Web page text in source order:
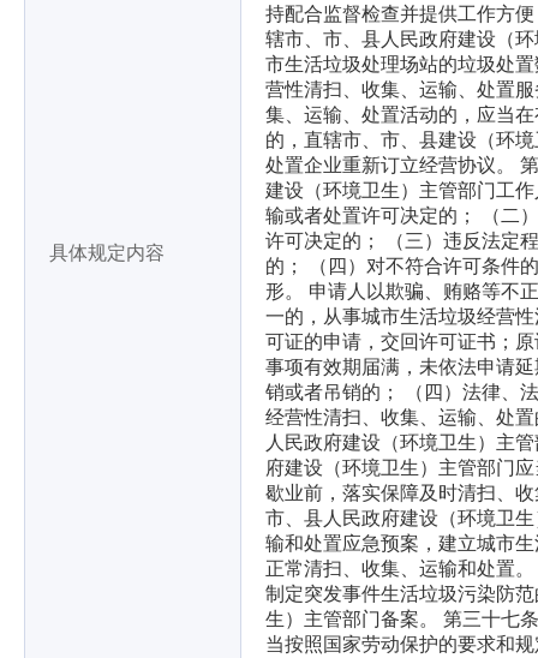
具体规定内容
持配合监督检查并提供工作方
辖市、市、县人民政府建设（
市生活垃圾处理场站的垃圾处
营性清扫、收集、运输、处置
集、运输、处置活动的，应当
的，直辖市、市、县建设（环
处置企业重新订立经营协议。
建设（环境卫生）主管部门工
输或者处置许可决定的； （二
许可决定的； （三）违反法定
的； （四）对不符合许可条件
形。 申请人以欺骗、贿赂等不
一的，从事城市生活垃圾经营
可证的申请，交回许可证书；
事项有效期届满，未依法申请
销或者吊销的； （四）法律、
经营性清扫、收集、运输、处
人民政府建设（环境卫生）主
府建设（环境卫生）主管部门
歇业前，落实保障及时清扫、
市、县人民政府建设（环境卫
输和处置应急预案，建立城市
正常清扫、收集、运输和处置
制定突发事件生活垃圾污染防
生）主管部门备案。 第三十七
当按照国家劳动保护的要求和